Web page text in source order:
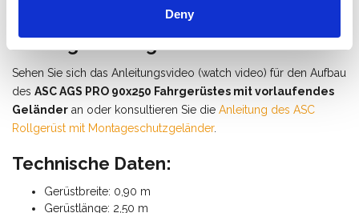
Deny
Wie baue ich ein Fahrgerüst mit
Montageschutzgeländer auf?
Sehen Sie sich das Anleitungsvideo (watch video) für den Aufbau
des ASC AGS PRO 90x250 Fahrgerüstes mit vorlaufendes
Geländer an oder konsultieren Sie die Anleitung des ASC
Rollgerüst mit Montageschutzgeländer.
Technische Daten:
Gerüstbreite: 0,90 m
Gerüstlänge: 2,50 m